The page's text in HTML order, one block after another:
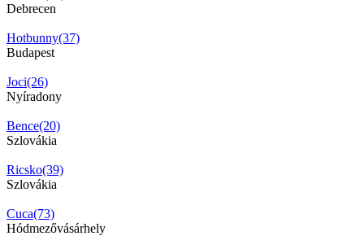
Debrecen
Hotbunny(37)
Budapest
Joci(26)
Nyíradony
Bence(20)
Szlovákia
Ricsko(39)
Szlovákia
Cuca(73)
Hódmezővásárhely